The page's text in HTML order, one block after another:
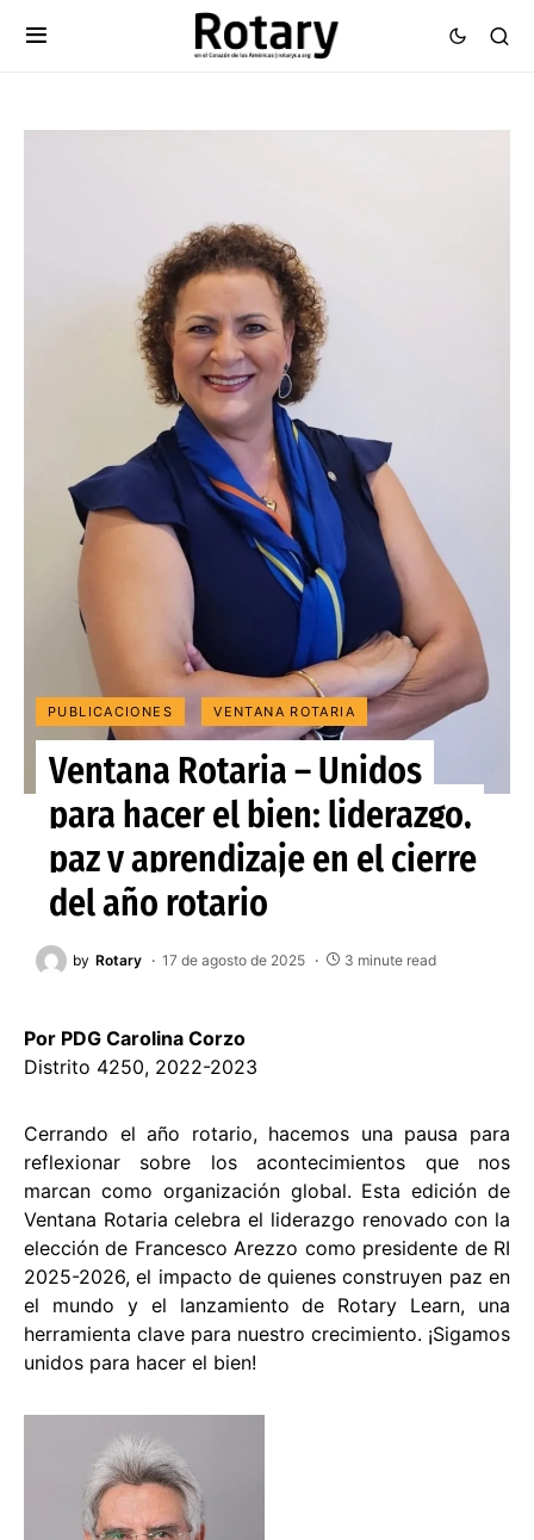
PUBLICACIONES VENTANA ROTARIA
Ventana Rotaria – Unidos
para hacer el bien: liderazgo,
paz y aprendizaje en el cierre
del año rotario
by Rotary 17 de agosto de 2025 3 minute read
Por PDG Carolina Corzo
Distrito 4250, 2022-2023
Cerrando el año rotario, hacemos una pausa para
reflexionar sobre los acontecimientos que nos
marcan como organización global. Esta edición de
Ventana Rotaria celebra el liderazgo renovado con la
elección de Francesco Arezzo como presidente de RI
2025-2026, el impacto de quienes construyen paz en
el mundo y el lanzamiento de Rotary Learn, una
herramienta clave para nuestro crecimiento. ¡Sigamos
unidos para hacer el bien!